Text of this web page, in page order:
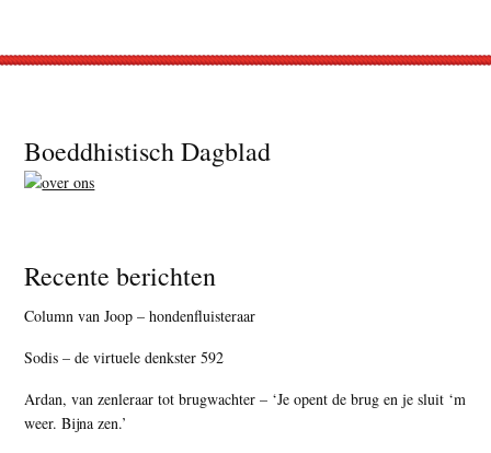
Footer
Boeddhistisch Dagblad
Recente berichten
Column van Joop – hondenfluisteraar
Sodis – de virtuele denkster 592
Ardan, van zenleraar tot brugwachter – ‘Je opent de brug en je sluit ‘m
weer. Bijna zen.’